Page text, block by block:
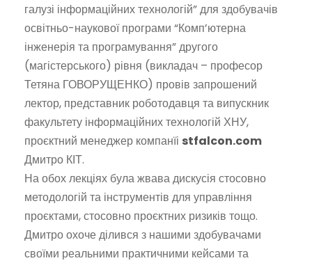
галузі інформаційних технологій” для здобувачів
освітньо-наукової програми “Комп’ютерна
інженерія та програмування” другого
(магістерського) рівня (викладач – професор
Тетяна ГОВОРУЩЕНКО) провів запрошений
лектор, представник роботодавця та випускник
факультету інформаційних технологій ХНУ,
проєктний менеджер компанїі stfalcon.com
Дмитро КІТ.
На обох лекціях була жвава дискусія стосовно
методологій та інструментів для управління
проєктами, стосовно проєктних ризиків тощо.
Дмитро охоче ділився з нашими здобувачами
своїми реальними практичними кейсами та